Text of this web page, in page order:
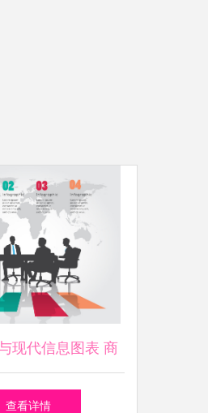
现代信息图表 商
咨询的新范式
查看详情